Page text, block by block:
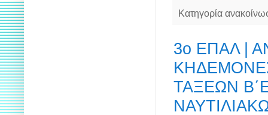
Κατηγορία
3ο ΕΠΑΛ |
ΤΑΞΕΩΝ